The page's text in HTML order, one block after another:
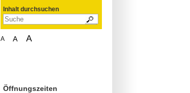
Inhalt durchsuchen
A A A
Öffnungszeiten